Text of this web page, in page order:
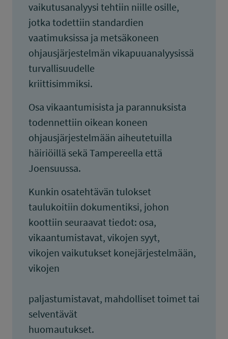
vaikutusanalyysi tehtiin niille osille,
jotka todettiin standardien
vaatimuksissa ja metsäkoneen
ohjausjärjestelmän vikapuuanalyysissä
turvallisuudelle
kriittisimmiksi.
Osa vikaantumisista ja parannuksista
todennettiin oikean koneen
ohjausjärjestelmään aiheutetuilla
häiriöillä sekä Tampereella että
Joensuussa.
Kunkin osatehtävän tulokset
taulukoitiin dokumentiksi, johon
koottiin seuraavat tiedot: osa,
vikaantumistavat, vikojen syyt,
vikojen vaikutukset konejärjestelmään,
vikojen
paljastumistavat, mahdolliset toimet tai
selventävät
huomautukset.